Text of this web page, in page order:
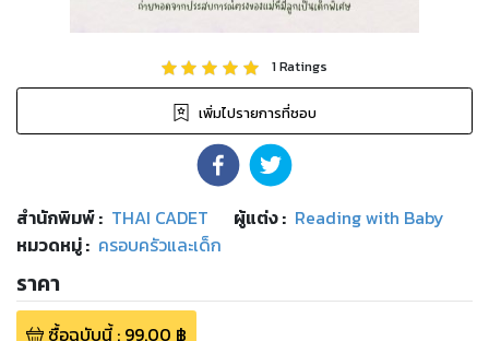
1Ratings
เพิ่มไปรายการที่ชอบ
สำนักพิมพ์: THAI CADET ผู้แต่ง : Reading with Baby
หมวดหมู่: ครอบครัวและเด็ก
ราคา
ซื้อฉบับนี้: 99.00 ฿